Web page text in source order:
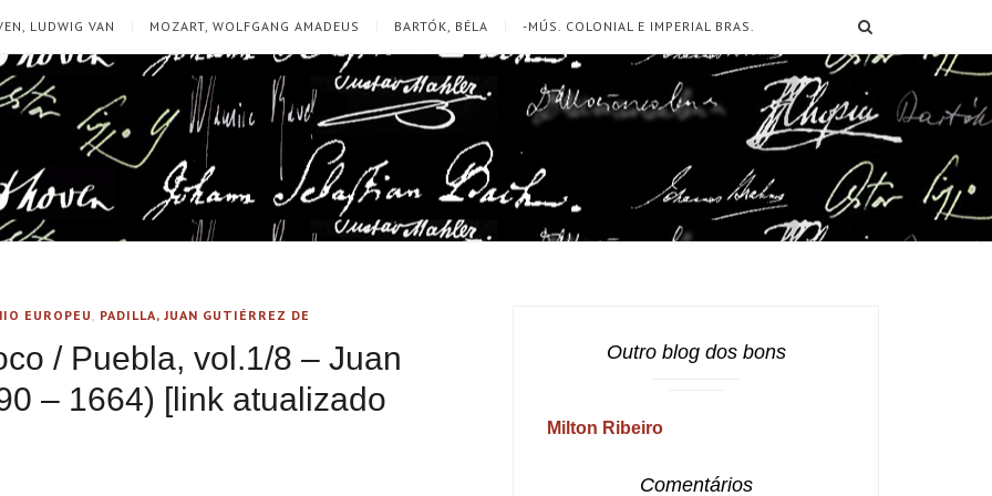
LUDWIG VAN MOZART, WOLFGANG AMADEUS BARTÓK, BÉLA -MÚS. COLONIAL E IMPERIAL BRAS.
EUROPEU , PADILLA, JUAN GUTIÉRREZ DE
/ Puebla, vol.1/8 – Juan
– 1664) [link atualizado
Outro blog dos bons
Milton Ribeiro
Comentários